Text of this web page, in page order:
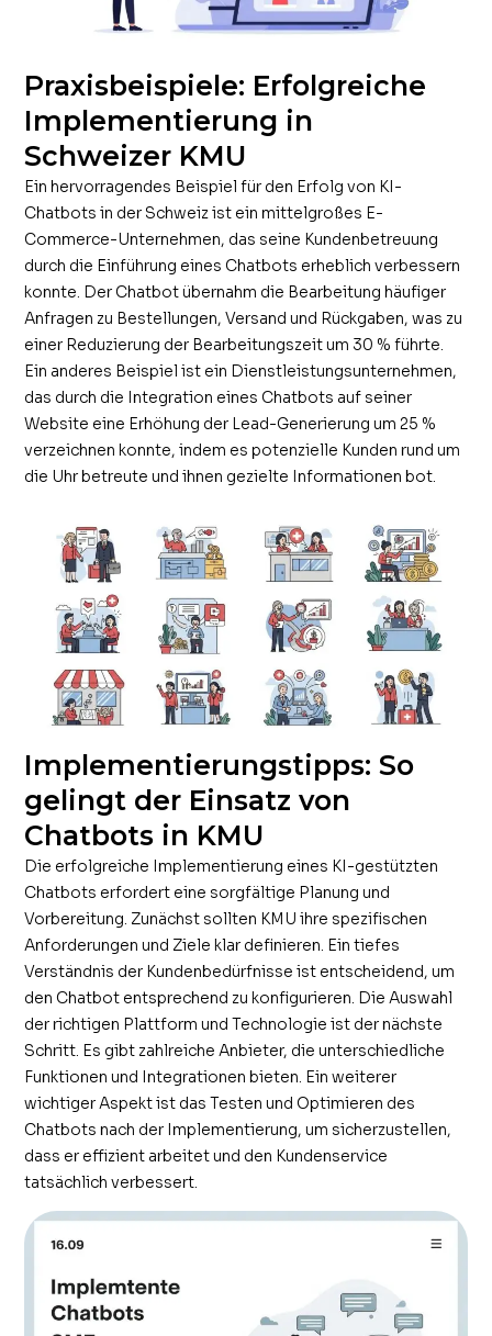
Praxisbeispiele: Erfolgreiche
Implementierung in
Schweizer KMU
Ein hervorragendes Beispiel für den Erfolg von KI-
Chatbots in der Schweiz ist ein mittelgroßes E-
Commerce-Unternehmen, das seine Kundenbetreuung
durch die Einführung eines Chatbots erheblich verbessern
konnte. Der Chatbot übernahm die Bearbeitung häufiger
Anfragen zu Bestellungen, Versand und Rückgaben, was zu
einer Reduzierung der Bearbeitungszeit um 30 % führte.
Ein anderes Beispiel ist ein Dienstleistungsunternehmen,
das durch die Integration eines Chatbots auf seiner
Website eine Erhöhung der Lead-Generierung um 25 %
verzeichnen konnte, indem es potenzielle Kunden rund um
die Uhr betreute und ihnen gezielte Informationen bot.
Implementierungstipps: So
gelingt der Einsatz von
Chatbots in KMU
Die erfolgreiche Implementierung eines KI-gestützten
Chatbots erfordert eine sorgfältige Planung und
Vorbereitung. Zunächst sollten KMU ihre spezifischen
Anforderungen und Ziele klar definieren. Ein tiefes
Verständnis der Kundenbedürfnisse ist entscheidend, um
den Chatbot entsprechend zu konfigurieren. Die Auswahl
der richtigen Plattform und Technologie ist der nächste
Schritt. Es gibt zahlreiche Anbieter, die unterschiedliche
Funktionen und Integrationen bieten. Ein weiterer
wichtiger Aspekt ist das Testen und Optimieren des
Chatbots nach der Implementierung, um sicherzustellen,
dass er effizient arbeitet und den Kundenservice
tatsächlich verbessert.